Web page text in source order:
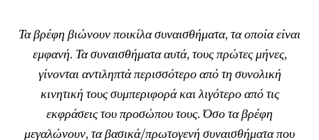
Τα βρέφη βιώνουν ποικίλα συναισθήματα, τα οποία είναι
εμφανή. Τα συναισθήματα αυτά, τους πρώτες μήνες,
γίνονται αντιληπτά περισσότερο από τη συνολική
κινητική τους συμπεριφορά και λιγότερο από τις
εκφράσεις του προσώπου τους. Όσο τα βρέφη
μεγαλώνουν, τα βασικά/πρωτογενή συναισθήματα που